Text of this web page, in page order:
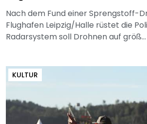
Nach dem Fund einer Sprengstoff-
Flughafen Leipzig/Halle rüstet die
Radarsystem soll Drohnen auf größ...
KULTUR